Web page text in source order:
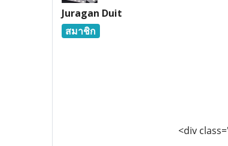
Juragan Duit
สมาชิก
<div